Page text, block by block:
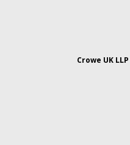
Crowe UK LLP